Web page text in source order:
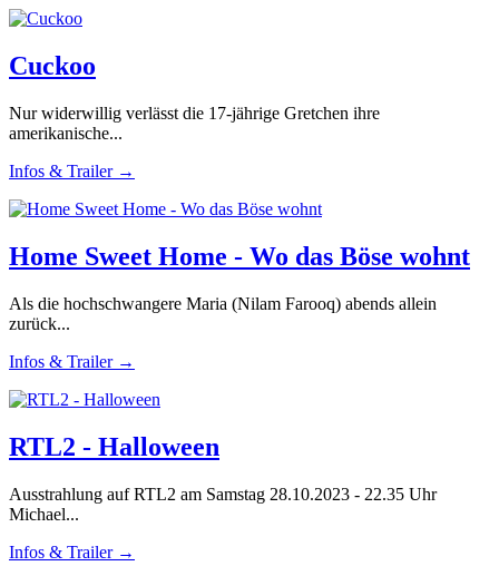
Cuckoo
Nur widerwillig verlässt die 17-jährige Gretchen ihre
amerikanische...
Infos & Trailer →
Home Sweet Home - Wo das Böse wohnt
Als die hochschwangere Maria (Nilam Farooq) abends allein
zurück...
Infos & Trailer →
RTL2 - Halloween
Ausstrahlung auf RTL2 am Samstag 28.10.2023 - 22.35 Uhr
Michael...
Infos & Trailer →